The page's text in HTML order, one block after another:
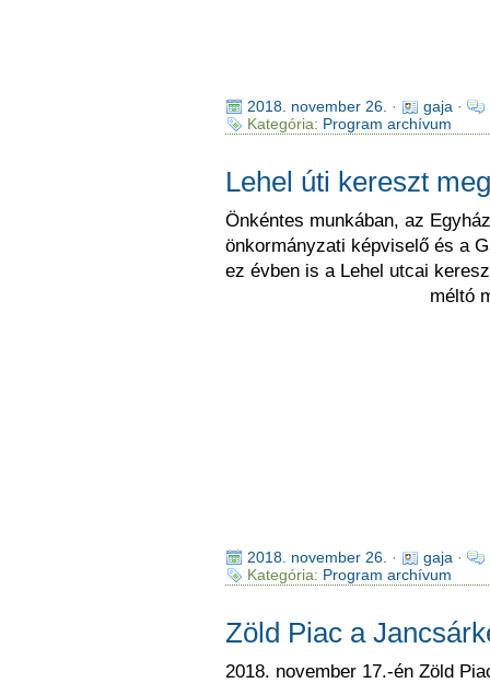
2018. november 26. · gaja ·
Kategória: Program archívum
Lehel úti kereszt
Önkéntes munkában, az
önkormányzati képviselő és a
ez évben is a Lehel utcai
méltó
2018. november 26. · gaja ·
Kategória: Program archívum
Zöld Piac a
2018. november 17.-én Zöld